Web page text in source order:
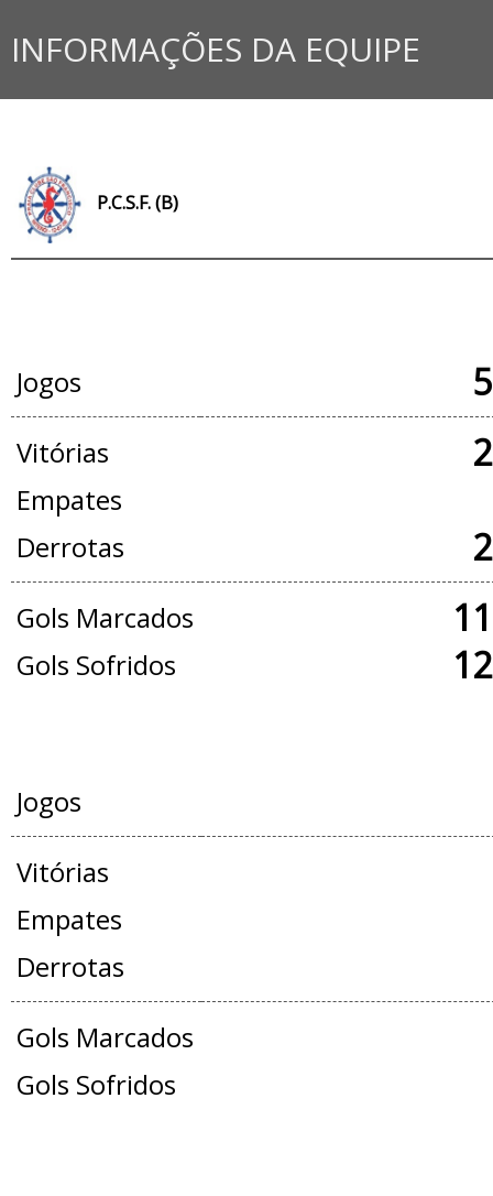
INFORMAÇÕES DA EQUIPE
P.C.S.F. (B)
Jogos
Vitórias
Empates
Derrotas
Gols Marcados
Gols Sofridos
Jogos
Vitórias
Empates
Derrotas
Gols Marcados
Gols Sofridos